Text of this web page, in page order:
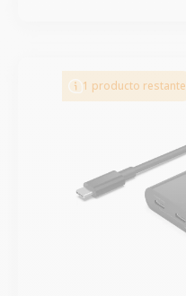
1 producto restante